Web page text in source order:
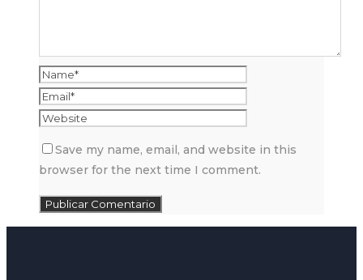
Save my name, email, and website in this
browser for the next time I comment.